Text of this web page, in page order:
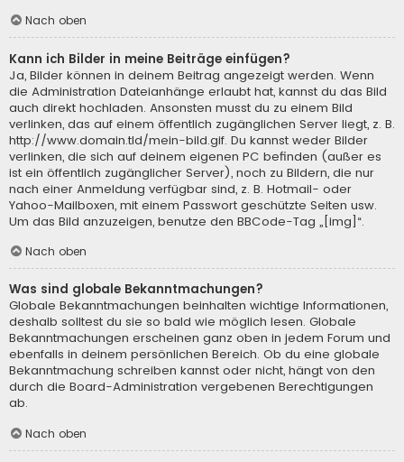
Nach oben
Kann ich Bilder in meine Beiträge einfügen?
Ja, Bilder können in deinem Beitrag angezeigt werden. Wenn
die Administration Dateianhänge erlaubt hat, kannst du das Bild
auch direkt hochladen. Ansonsten musst du zu einem Bild
verlinken, das auf einem öffentlich zugänglichen Server liegt, z. B.
http://www.domain.tld/mein-bild.gif. Du kannst weder Bilder
verlinken, die sich auf deinem eigenen PC befinden (außer es
ist ein öffentlich zugänglicher Server), noch zu Bildern, die nur
nach einer Anmeldung verfügbar sind, z. B. Hotmail- oder
Yahoo-Mailboxen, mit einem Passwort geschützte Seiten usw.
Um das Bild anzuzeigen, benutze den BBCode-Tag „[img]“.
Nach oben
Was sind globale Bekanntmachungen?
Globale Bekanntmachungen beinhalten wichtige Informationen,
deshalb solltest du sie so bald wie möglich lesen. Globale
Bekanntmachungen erscheinen ganz oben in jedem Forum und
ebenfalls in deinem persönlichen Bereich. Ob du eine globale
Bekanntmachung schreiben kannst oder nicht, hängt von den
durch die Board-Administration vergebenen Berechtigungen
ab.
Nach oben